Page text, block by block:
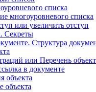
списка
многоуровневого списка
или увеличить отступ
Секреты
Структура
или Перечень
в документе
объекта
объекта